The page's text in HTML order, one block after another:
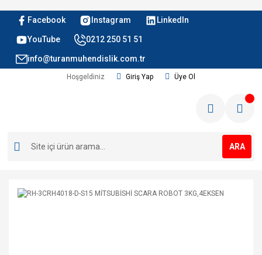
Facebook Instagram LinkedIn
YouTube 0212 250 51 51
info@turanmuhendislik.com.tr
Hoşgeldiniz Giriş Yap Üye Ol
ARA